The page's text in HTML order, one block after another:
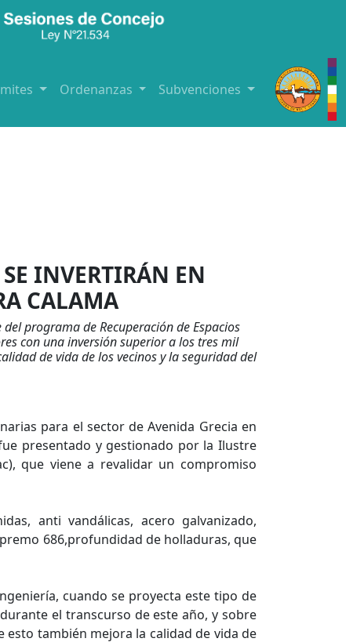
Ordenanzas Subvenciones
INVERTIRÁN EN
CALAMA
programa de Recuperación de Espacios
con una inversión superior a los tres mil
de vida de los vecinos y la seguridad del
para el sector de Avenida Grecia en
presentado y gestionado por la Ilustre
que viene a revalidar un compromiso
anti vandálicas, acero galvanizado,
686,profundidad de holladuras, que
cuando se proyecta este tipo de
el transcurso de este año, y sobre
también mejora la calidad de vida de